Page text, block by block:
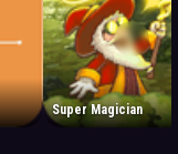
Super Magician